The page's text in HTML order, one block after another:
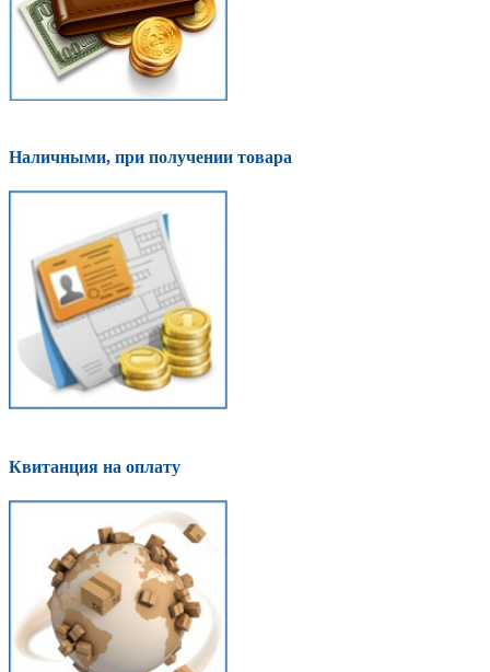
Наличными, при получении товара
Квитанция на оплату